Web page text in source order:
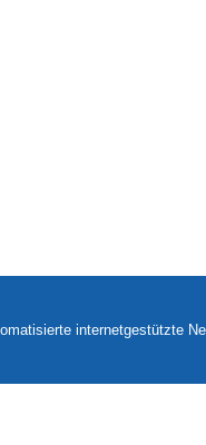
internetgestützte